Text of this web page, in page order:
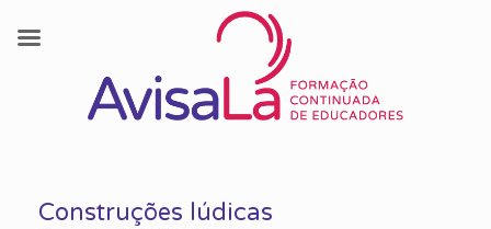
contentConstruções lúdicas